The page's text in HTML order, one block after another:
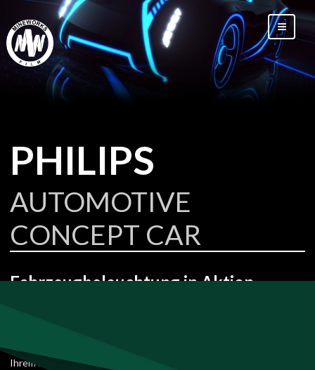
PHILIPS
AUTOMOTIVE
CONCEPT CAR
Fahrzeugbeleuchtung in Aktion.
Produktpalette bietet Ihnen außerdem verschiedene Optionen,
Ihrem Fahrzeug noch mehr Stil zu verleihen.